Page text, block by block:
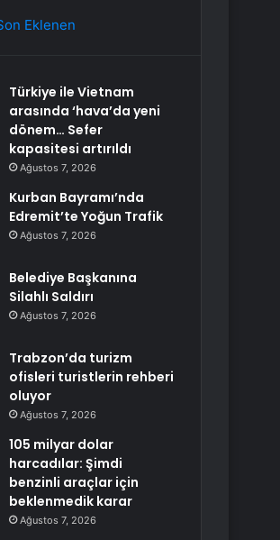
Eklenen
Türkiye ile Vietnam
arasında ‘hava’da yeni
dönem… Sefer
kapasitesi artırıldı
Ağustos 7, 2026
Kurban Bayramı’nda
Edremit’te Yoğun Trafik
Ağustos 7, 2026
Belediye Başkanına
Silahlı Saldırı
Ağustos 7, 2026
Trabzon’da turizm
ofisleri turistlerin rehberi
oluyor
Ağustos 7, 2026
105 milyar dolar
harcadılar: Şimdi
benzinli araçlar için
beklenmedik karar
Ağustos 7, 2026